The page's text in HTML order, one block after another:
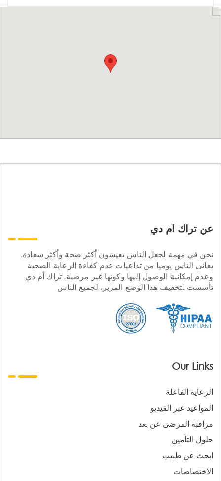
عن تراك ام دي
نحن في مهمة لجعل الناس يعيشون أكثر صحة وأكثر سعادة.
يعاني الناس يوميا من تداعيات عدم كفاءة الرعاية الصحية
وعدم إمكانية الوصول إليها وكونها غير مرضية. تراك أم دي
تأسست لتخفيف هذا الوضع المرير، لجميع الناس
Our Links
الرعاية الفاعلة
المواعيد عبر الفيديو
مراقبة المرضى عن بعد
حلول التأمين
ابحث عن طبيب
الاختصاصات